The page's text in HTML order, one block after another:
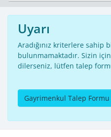
Uyarı
Aradığınız kriterlere sahip
bulunmamaktadır. Sizin için
dilerseniz, lütfen talep
Gayrimenkul Talep Formu